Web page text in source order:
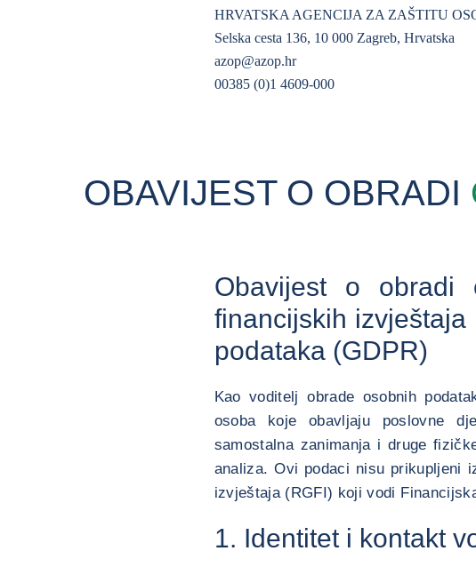
HRVATSKA AGENCIJA ZA ZAŠTITU
Selska cesta 136, 10 000 Zagreb, Hrvatska
azop@azop.hr
00385 (0)1 4609-000
OBAVIJEST O OBRADI
Obavijest o obradi
financijskih
podataka (GDPR)
Kao voditelj obrade osobnih
osoba koje obavljaju poslovne
samostalna zanimanja i druge
analiza. Ovi podaci nisu prikupljeni
izvještaja (RGFI) koji vodi
1. Identitet i kontakt